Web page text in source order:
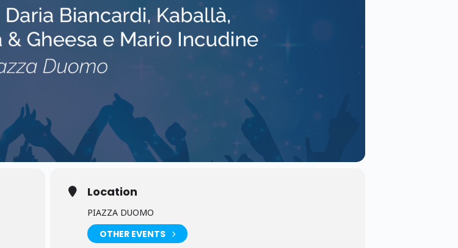
Location
PIAZZA DUOMO
OTHER EVENTS